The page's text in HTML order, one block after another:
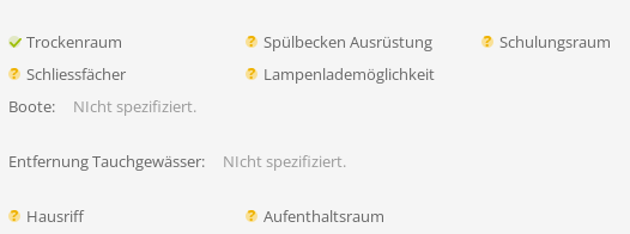
Trockenraum Spülbecken Ausrüstung
Schulungsraum
Schliessfächer
Lampenlademöglichkeit
Boote:
NIcht spezifiziert.
Entfernung Tauchgewässer: NIcht spezifiziert.
Hausriff Aufenthaltsraum